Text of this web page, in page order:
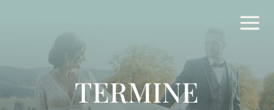
TERMINE